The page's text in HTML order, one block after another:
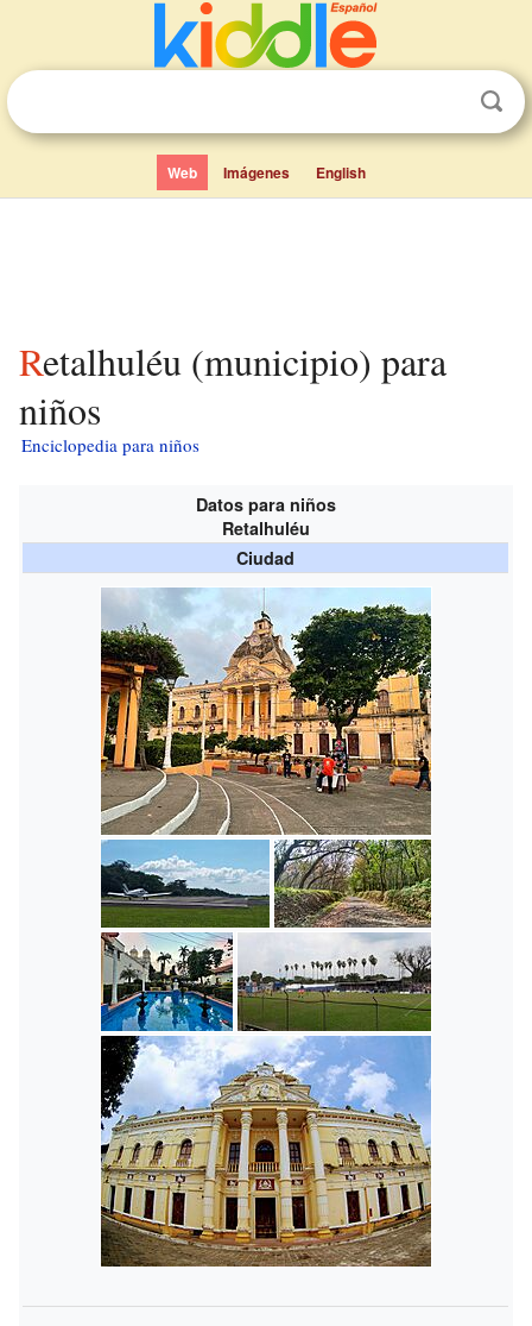
Web Imágenes English
Retalhuléu (municipio) para
niños
Enciclopedia para niños
Datos para niños
Retalhuléu
Ciudad